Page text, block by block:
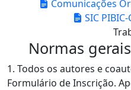
Comunicações
SIC
Normas
1. Todos os autores e
Formulário de Inscrição.